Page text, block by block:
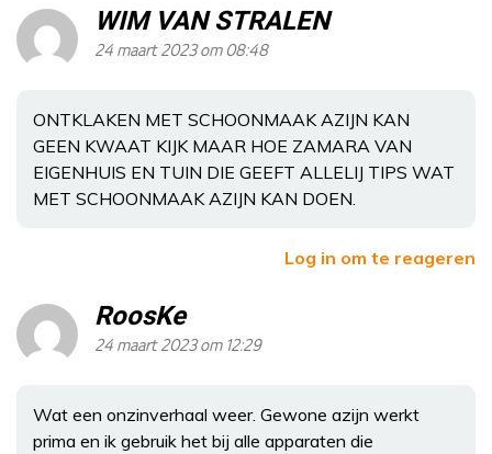
WIM VAN STRALEN
24 maart 2023 om 08:48
ONTKLAKEN MET SCHOONMAAK AZIJN KAN
GEEN KWAAT KIJK MAAR HOE ZAMARA VAN
EIGENHUIS EN TUIN DIE GEEFT ALLELIJ TIPS WAT
MET SCHOONMAAK AZIJN KAN DOEN.
Log in om te reageren
RoosKe
24 maart 2023 om 12:29
Wat een onzinverhaal weer. Gewone azijn werkt
prima en ik gebruik het bij alle apparaten die